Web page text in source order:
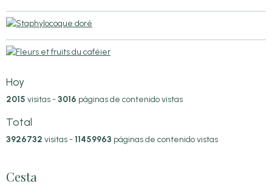
Hoy
2015 visitas -3016 páginas de contenido vistas
Total
3926732 visitas - 11459963 páginas de contenido vistas
Cesta